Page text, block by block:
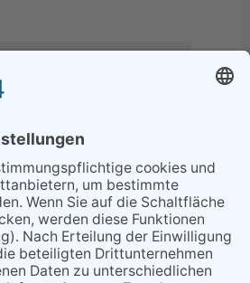
Sperrung B455: Kleiner
Grenzverkehr statt weite Wege
Wenn Bahn-Computer nicht
miteinander kommunizieren
"Plakatverbot für überregionale
Demos"
Gelbe Tonne – Ein kleiner Blick